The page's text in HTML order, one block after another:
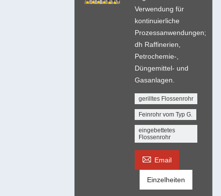
Verwendung für
kontinuierliche
Prozessanwendungen;
dh Raffinerien,
Petrochemie-,
Düngemittel- und
Gasanlagen.
gerilltes Flossenrohr
Feinrohr vom Typ G.
eingebettetes
Flossenrohr
 Email
Einzelheiten